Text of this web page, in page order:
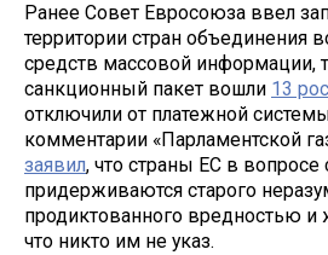
Ранее Совет Евросоюза ввел
территории стран объединения
средств массовой информации,
санкционный пакет вошли 13
отключили от платежной
комментарии «Парламентской
заявил, что страны ЕС в вопросе
придерживаются старого
продиктованного вредностью и
что никто им не указ.